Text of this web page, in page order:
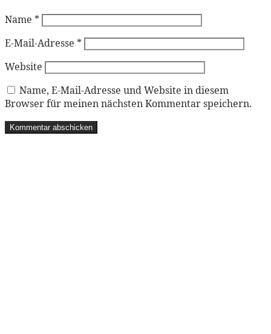
Name *
E-Mail-Adresse *
Website
Name, E-Mail-Adresse und Website in diesem
Browser für meinen nächsten Kommentar speichern.